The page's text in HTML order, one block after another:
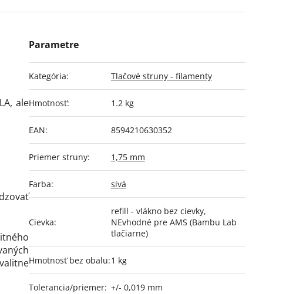
ale
Kategória: Tlačové struny - filamenty
Hmotnosť: 1.2 kg
EAN: 8594210630352
Priemer struny: 1,75 mm
Farba: sivá
Cievka:
refill - vlákno bez cievky,
NEvhodné pre AMS (Bambu Lab
tlačiarne)
Hmotnosť bez obalu:1 kg
Tolerancia/priemer: +/- 0,019 mm